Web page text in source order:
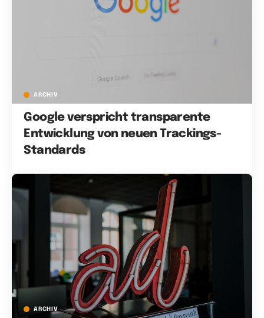
ARCHIV
Google verspricht transparente
Entwicklung von neuen Trackings-
Standards
ARCHIV